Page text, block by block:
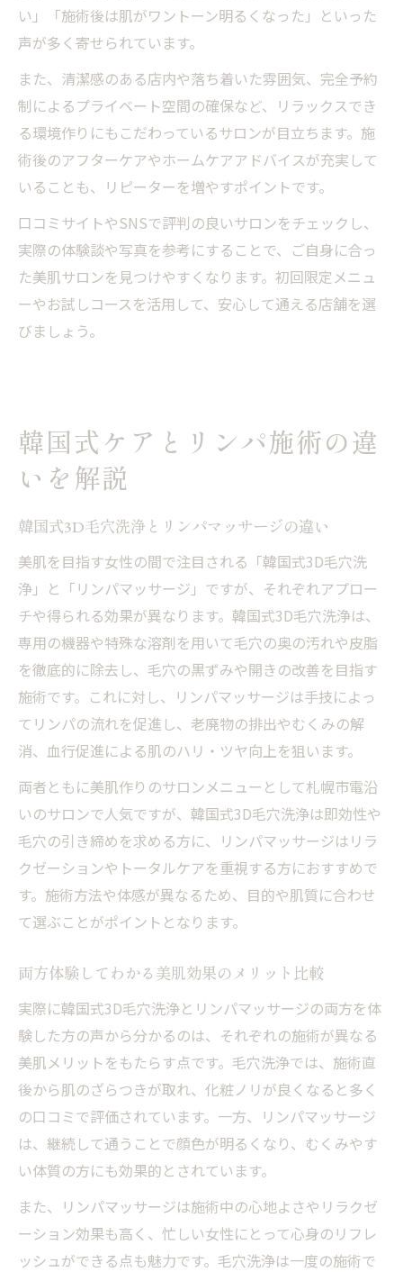
い」「施術後は肌がワントーン明るくなった」といった
声が多く寄せられています。
また、清潔感のある店内や落ち着いた雰囲気、完全予約
制によるプライベート空間の確保など、リラックスでき
る環境作りにもこだわっているサロンが目立ちます。施
術後のアフターケアやホームケアアドバイスが充実して
いることも、リピーターを増やすポイントです。
口コミサイトやSNSで評判の良いサロンをチェックし、
実際の体験談や写真を参考にすることで、ご自身に合っ
た美肌サロンを見つけやすくなります。初回限定メニュ
ーやお試しコースを活用して、安心して通える店舗を選
びましょう。
韓国式ケアとリンパ施術の違
いを解説
韓国式3D毛穴洗浄とリンパマッサージの違い
美肌を目指す女性の間で注目される「韓国式3D毛穴洗
浄」と「リンパマッサージ」ですが、それぞれアプロー
チや得られる効果が異なります。韓国式3D毛穴洗浄は、
専用の機器や特殊な溶剤を用いて毛穴の奥の汚れや皮脂
を徹底的に除去し、毛穴の黒ずみや開きの改善を目指す
施術です。これに対し、リンパマッサージは手技によっ
てリンパの流れを促進し、老廃物の排出やむくみの解
消、血行促進による肌のハリ・ツヤ向上を狙います。
両者ともに美肌作りのサロンメニューとして札幌市電沿
いのサロンで人気ですが、韓国式3D毛穴洗浄は即効性や
毛穴の引き締めを求める方に、リンパマッサージはリラ
クゼーションやトータルケアを重視する方におすすめで
す。施術方法や体感が異なるため、目的や肌質に合わせ
て選ぶことがポイントとなります。
両方体験してわかる美肌効果のメリット比較
実際に韓国式3D毛穴洗浄とリンパマッサージの両方を体
験した方の声から分かるのは、それぞれの施術が異なる
美肌メリットをもたらす点です。毛穴洗浄では、施術直
後から肌のざらつきが取れ、化粧ノリが良くなると多く
の口コミで評価されています。一方、リンパマッサージ
は、継続して通うことで顔色が明るくなり、むくみやす
い体質の方にも効果的とされています。
また、リンパマッサージは施術中の心地よさやリラクゼ
ーション効果も高く、忙しい女性にとって心身のリフレ
ッシュができる点も魅力です。毛穴洗浄は一度の施術で